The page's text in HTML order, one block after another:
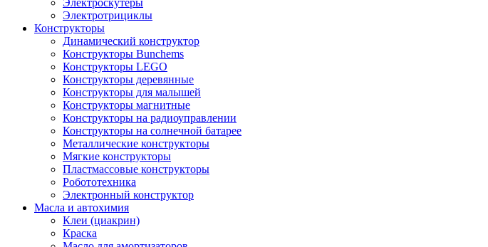
Электроскутеры
Электротрициклы
Конструкторы
Динамический конструктор
Конструкторы Bunchems
Конструкторы LEGO
Конструкторы деревянные
Конструкторы для малышей
Конструкторы магнитные
Конструкторы на радиоуправлении
Конструкторы на солнечной батарее
Металлические конструкторы
Мягкие конструкторы
Пластмассовые конструкторы
Робототехника
Электронный конструктор
Масла и автохимия
Клеи (циакрин)
Краска